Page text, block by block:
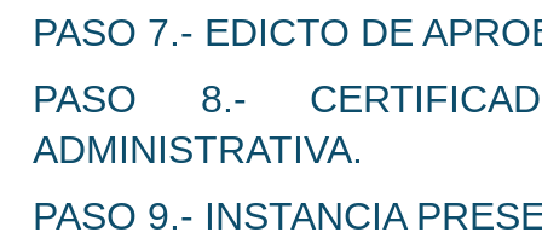
PASO 7.- EDICTO DE
PASO 8.-
ADMINISTRATIVA.
PASO 9.- INSTANCIA